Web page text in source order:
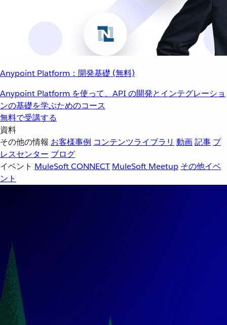
Anypoint Platform：開発基礎 (無料)
Anypoint Platform を使って、API の開発とインテグレーショ
ンの基礎を学ぶためのコース
無料で受講する
資料
その他の情報 お客様事例 コンテンツライブラリ 動画記事 プ
レスセンター ブログ
イベント MuleSoft CONNECT MuleSoft Meetup その他イベ
ント